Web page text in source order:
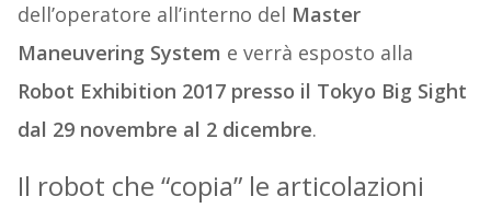
dell’operatore all’interno del Master
Maneuvering System e verrà esposto alla
Robot Exhibition 2017 presso il Tokyo Big Sight
dal 29 novembre al 2 dicembre.
Il robot che “copia” le articolazioni